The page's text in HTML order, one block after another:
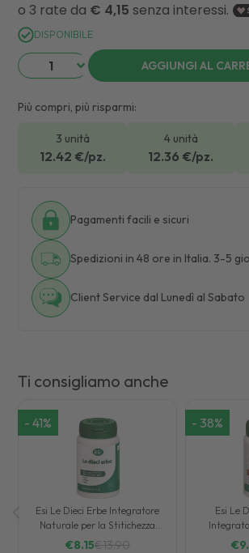
DISPONIBILE
AGGIUNGI AL
Più compri, più risparmi:
3 unità
12.42 €/pz.
4 unità
12.36 €/pz.
Pagamenti facili e sicuri
Spedizioni in 48 ore in Italia. 3-5
Client Service dal Lunedì al Sabato
Ti consigliamo anche
- 41%
Esi Le Dieci Erbe Integratore
Naturale per la Stitichezza
100 Tavolette
€8.15€13.90
- 38%
Esi Le
€